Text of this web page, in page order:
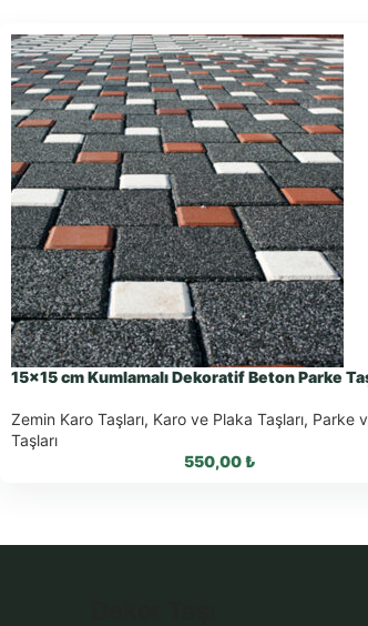
15×15 cm Kumlamalı Dekoratif Beton Parke
Zemin Karo Taşları, Karo ve Plaka Taşları, Parke
Taşları
550,00₺